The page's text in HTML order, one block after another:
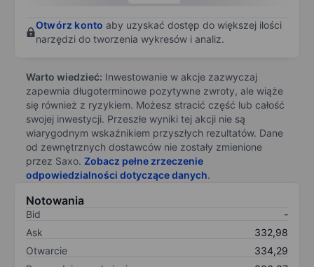
Otwórz konto aby uzyskać dostęp do większej ilości
narzędzi do tworzenia wykresów i analiz.
Warto wiedzieć: Inwestowanie w akcje zazwyczaj
zapewnia długoterminowe pozytywne zwroty, ale wiąże
się również z ryzykiem. Możesz stracić część lub całość
swojej inwestycji. Przeszłe wyniki tej akcji nie są
wiarygodnym wskaźnikiem przyszłych rezultatów. Dane
od zewnętrznych dostawców nie zostały zmienione
przez Saxo. Zobacz pełne zrzeczenie
odpowiedzialności dotyczące danych.
Notowania
Bid
-
Ask
332,98
Otwarcie
334,29